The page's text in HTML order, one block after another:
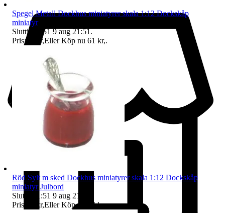
Spegel Metall Dockhus miniatyrer skala 1:12 Dockskåp
miniatyr
Sluttid
21:51 9 aug 21:51.
Pris: 49 kr,Eller Köp nu 61 kr,.
Röd Sylt m sked Dockhus miniatyrer skala 1:12 Dockskåp
miniatyr Julbord
Sluttid
21:51 9 aug 21:51
Pris:
28 kr,Eller Köp nu 34 kr,.